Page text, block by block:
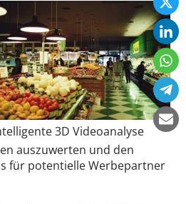
3D Videoanalyse
auszuwerten und den
für potentielle Werbepartner